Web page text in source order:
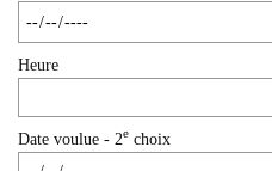
Heure
Date voulue - 2e choix